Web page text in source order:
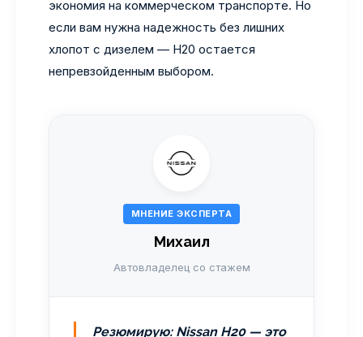
экономия на коммерческом транспорте. Но
если вам нужна надежность без лишних
хлопот с дизелем — H20 остается
непревзойденным выбором.
МНЕНИЕ ЭКСПЕРТА
Михаил
Автовладелец со стажем
Резюмирую: Nissan H20 — это